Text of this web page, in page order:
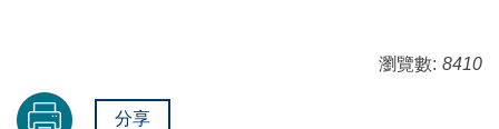
瀏覽數: 8410
分享